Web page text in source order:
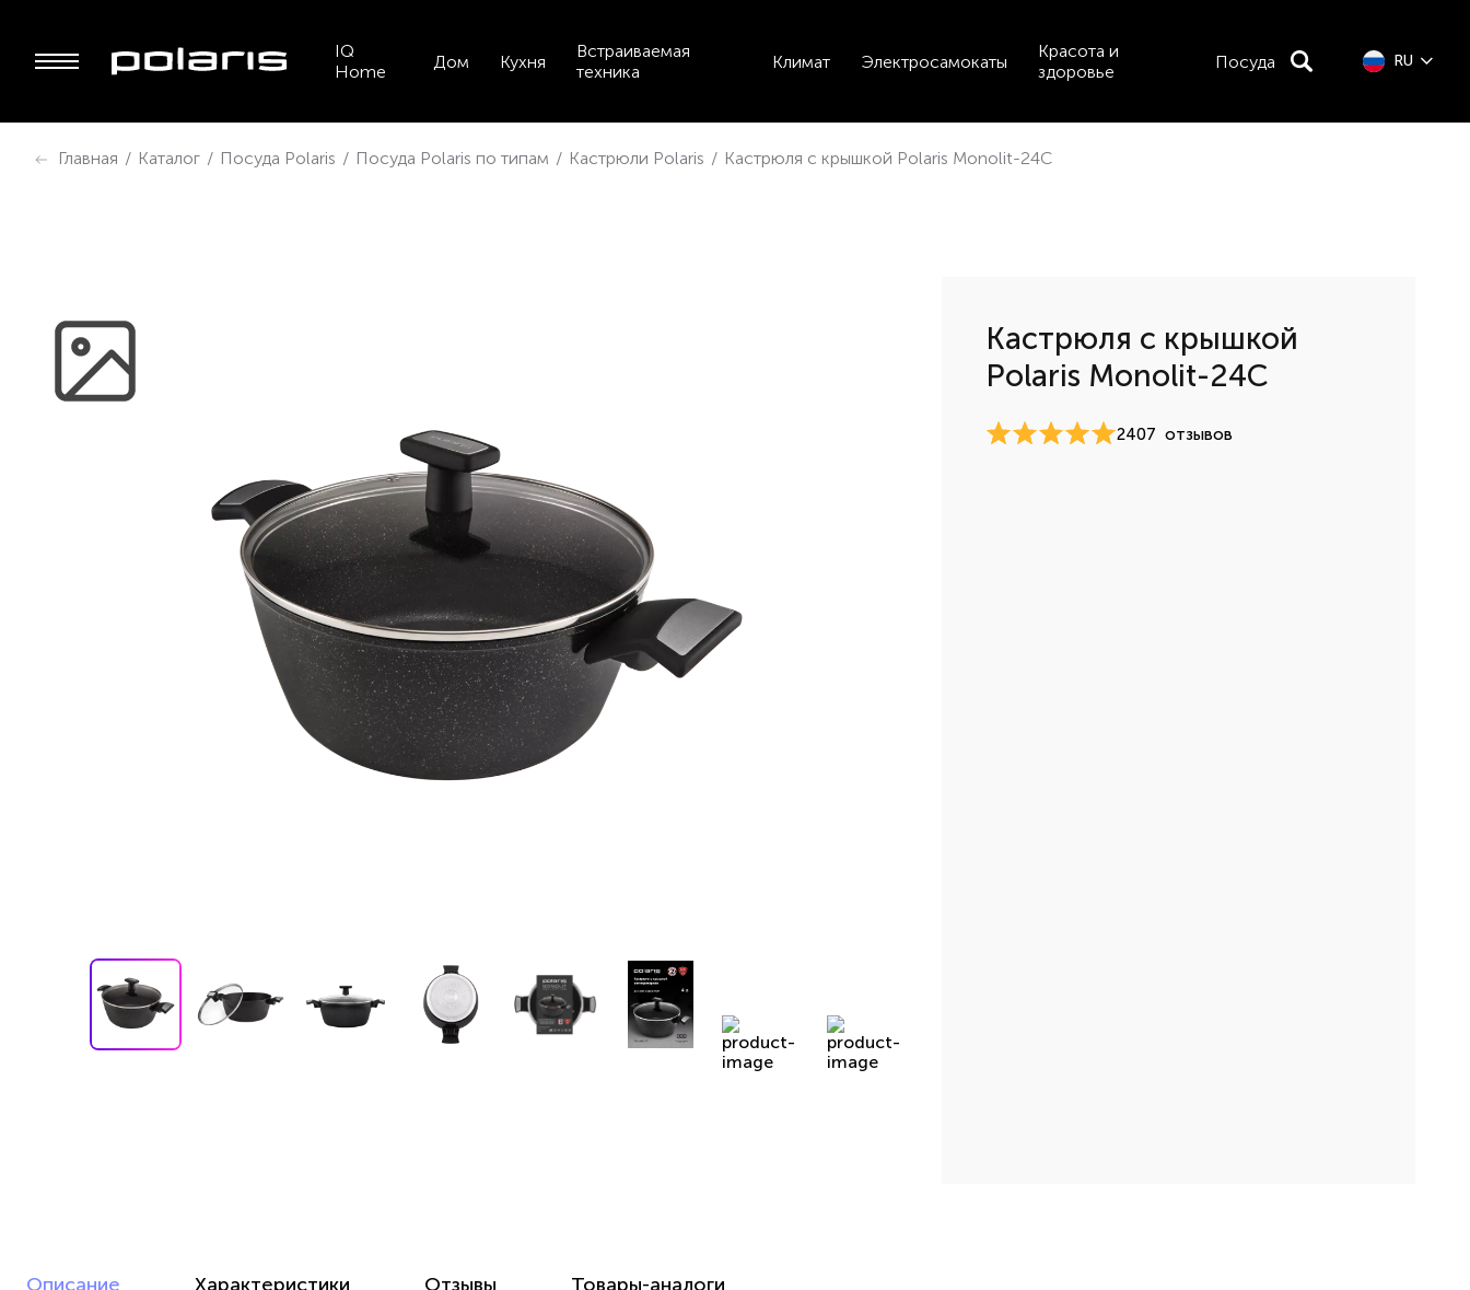
IQ
Home
Дом Кухня
Встраиваемая
техника
Климат Электросамокаты
Красота и
здоровье
Посуда RU
Главная / Каталог / Посуда Polaris / Посуда Polaris по типам / Кастрюли Polaris / Кастрюля с крышкой Polaris Monolit-24C
Кастрюля с крышкой
Polaris Monolit-24C
2407 отзывов
Описание Характеристики Отзывы Товары-аналоги